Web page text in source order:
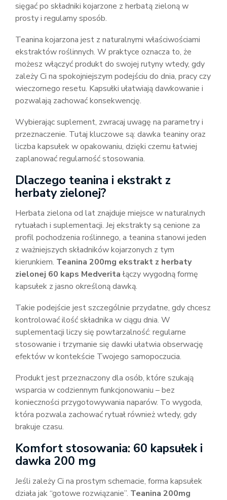
sięgać po składniki kojarzone z herbatą zieloną w
prosty i regularny sposób.
Teanina kojarzona jest z naturalnymi właściwościami
ekstraktów roślinnych. W praktyce oznacza to, że
możesz włączyć produkt do swojej rutyny wtedy, gdy
zależy Ci na spokojniejszym podejściu do dnia, pracy czy
wieczornego resetu. Kapsułki ułatwiają dawkowanie i
pozwalają zachować konsekwencję.
Wybierając suplement, zwracaj uwagę na parametry i
przeznaczenie. Tutaj kluczowe są: dawka teaniny oraz
liczba kapsułek w opakowaniu, dzięki czemu łatwiej
zaplanować regularność stosowania.
Dlaczego teanina i ekstrakt z
herbaty zielonej?
Herbata zielona od lat znajduje miejsce w naturalnych
rytuałach i suplementacji. Jej ekstrakty są cenione za
profil pochodzenia roślinnego, a teanina stanowi jeden
z ważniejszych składników kojarzonych z tym
kierunkiem. Teanina 200mg ekstrakt z herbaty
zielonej 60 kaps Medverita łączy wygodną formę
kapsułek z jasno określoną dawką.
Takie podejście jest szczególnie przydatne, gdy chcesz
kontrolować ilość składnika w ciągu dnia. W
suplementacji liczy się powtarzalność: regularne
stosowanie i trzymanie się dawki ułatwia obserwację
efektów w kontekście Twojego samopoczucia.
Produkt jest przeznaczony dla osób, które szukają
wsparcia w codziennym funkcjonowaniu – bez
konieczności przygotowywania naparów. To wygoda,
która pozwala zachować rytuał również wtedy, gdy
brakuje czasu.
Komfort stosowania: 60 kapsułek i
dawka 200 mg
Jeśli zależy Ci na prostym schemacie, forma kapsułek
działa jak “gotowe rozwiązanie”. Teanina 200mg